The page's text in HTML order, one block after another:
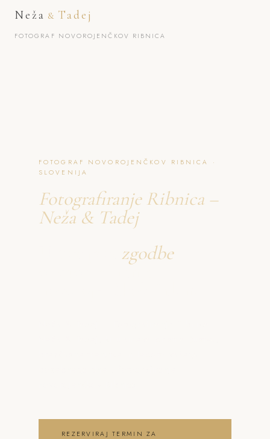
Neža & Tadej
FOTOGRAF NOVOROJENČKOV RIBNICA
FOTOGRAF NOVOROJENČKOV RIBNICA ·
SLOVENIJA
Fotografiranje Ribnica –
Neža & Tadej
zgodbe
o fotografiranje
REZERVIRAJ TERMIN ZA